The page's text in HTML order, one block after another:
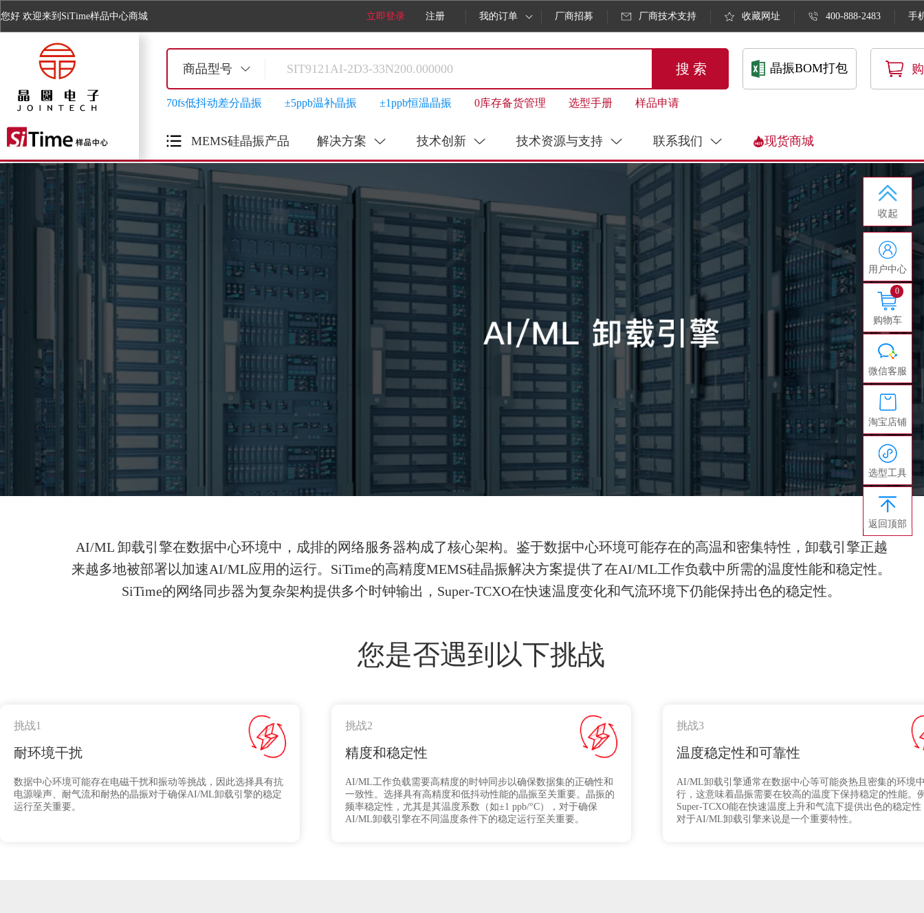
您好 欢迎来到SiTime样品中心商城 立即登录 注册 我的订单 厂商招募 厂商技术支持 收藏网址 400-888-2483 手
商品型号 搜 索 晶振BOM打包
70fs低抖动差分晶振 ±5ppb温补晶振 ±1ppb恒温晶振 0库存备货管理 选型手册 样品申请
MEMS硅晶振产品 解决方案 技术创新 技术资源与支持 联系我们 现货商城
AI/ML 卸载引擎在数据中心环境中，成排的网络服务器构成了核心架构。鉴于数据中心环境可能存在的高温和密集特性，卸载引擎正越
来越多地被部署以加速AI/ML应用的运行。SiTime的高精度MEMS硅晶振解决方案提供了在AI/ML工作负载中所需的温度性能和稳定性。
SiTime的网络同步器为复杂架构提供多个时钟输出，Super-TCXO在快速温度变化和气流环境下仍能保持出色的稳定性。
您是否遇到以下挑战
挑战1
耐环境干扰
数据中心环境可能存在电磁干扰和振动等挑战，因此选择具有抗
电源噪声、耐气流和耐热的晶振对于确保AI/ML卸载引擎的稳定
运行至关重要。
挑战2
精度和稳定性
AI/ML工作负载需要高精度的时钟同步以确保数据集的正确性和
一致性。选择具有高精度和低抖动性能的晶振至关重要。晶振的
频率稳定性，尤其是其温度系数（如±1 ppb/°C），对于确保
AI/ML卸载引擎在不同温度条件下的稳定运行至关重要。
挑战3
温度稳定性和可靠性
AI/ML卸载引擎通常在数据中心等可能炎热且密集的环境
行，这意味着晶振需要在较高的温度下保持稳定的性能。
Super-TCXO能在快速温度上升和气流下提供出色的稳定性
对于AI/ML卸载引擎来说是一个重要特性。
用户中心
0
购物车
微信客服
淘宝店铺
选型工具
返回顶部